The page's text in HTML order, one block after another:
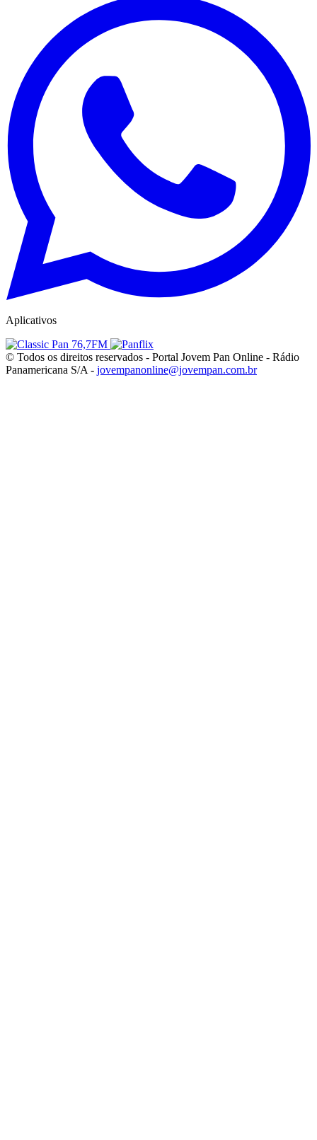
Aplicativos
© Todos os direitos reservados - Portal Jovem Pan Online - Rádio
Panamericana S/A - jovempanonline@jovempan.com.br